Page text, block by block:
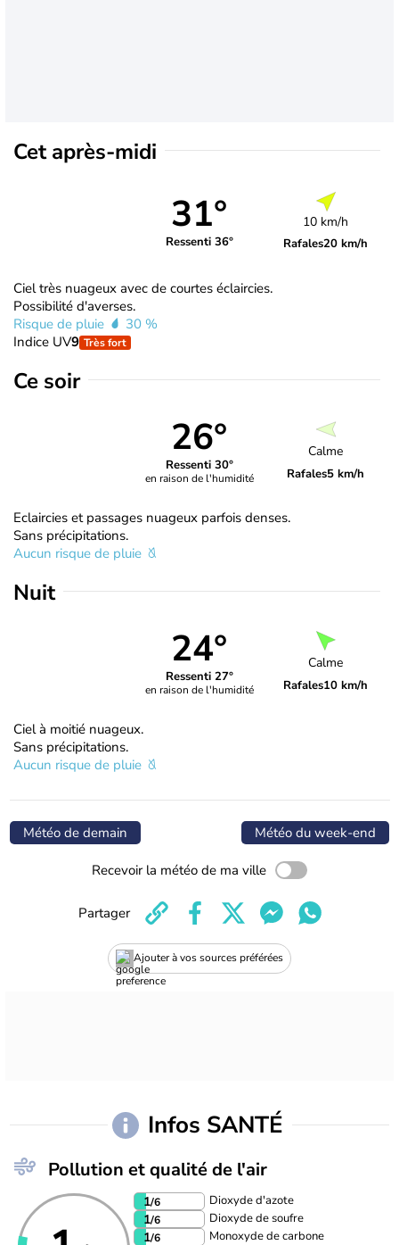
Cet après-midi
31°
Ressenti 36°
10 km/h
Rafales20 km/h
Ciel très nuageux avec de courtes éclaircies.
Possibilité d'averses.
Risque de pluie
30 %
Indice UV9 Très fort
Ce soir
26°
Ressenti 30°
en raison de l'humidité
Calme
Rafales5 km/h
Eclaircies et passages nuageux parfois denses.
Sans précipitations.
Aucun risque de pluie
Nuit
24°
Ressenti 27°
en raison de l'humidité
Calme
Rafales10 km/h
Ciel à moitié nuageux.
Sans précipitations.
Aucun risque de pluie
Météo de demain Météo du week-end
Recevoir la météo de ma ville
Ajouter à vos sources préférées
Partager
Infos SANTÉ
Pollution et qualité de l'air
1/6 Dioxyde d'azote
1/6 Dioxyde de soufre
1/6 Monoxyde de carbone